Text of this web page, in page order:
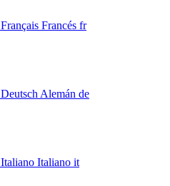
Français Francés fr
Deutsch Alemán de
Italiano Italiano it